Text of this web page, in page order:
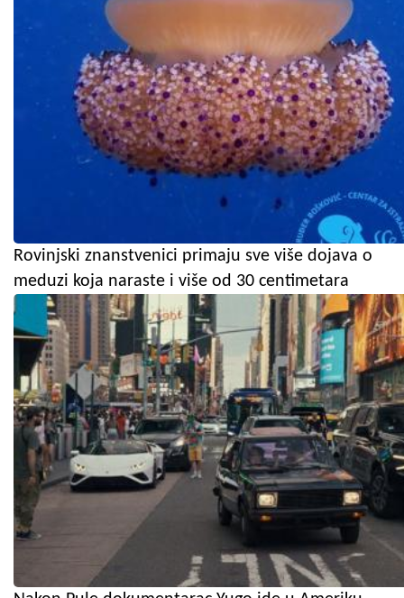
Rovinjski znanstvenici primaju sve više dojava o
meduzi koja naraste i više od 30 centimetara